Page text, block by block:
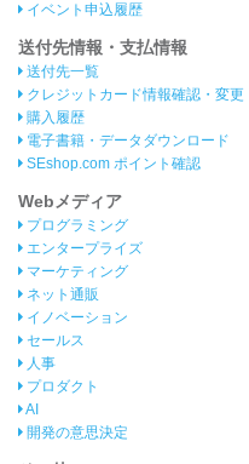
イベント申込履歴
送付先情報・支払情報
送付先一覧
クレジットカード情報確認・変更
購入履歴
電子書籍・データダウンロード
SEshop.com ポイント確認
Webメディア
プログラミング
エンタープライズ
マーケティング
ネット通販
イノベーション
セールス
人事
プロダクト
AI
開発の意思決定